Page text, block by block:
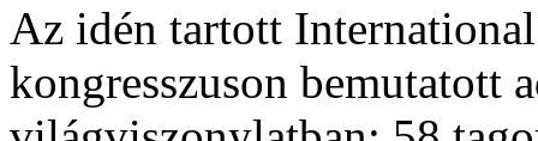
Az idén tartott
kongresszuson bemutatott